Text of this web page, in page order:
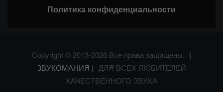
Политика конфиденциальности
Copyright © 2013-2026 Все права защищены. |
ЗВУКОМАНИЯ | ДЛЯ ВСЕХ ЛЮБИТЕЛЕЙ
КАЧЕСТВЕННОГО ЗВУКА